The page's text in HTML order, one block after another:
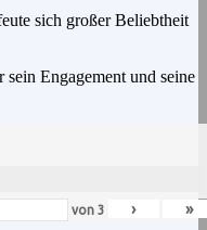
sich großer Beliebtheit
Engagement und seine
von 3 › »